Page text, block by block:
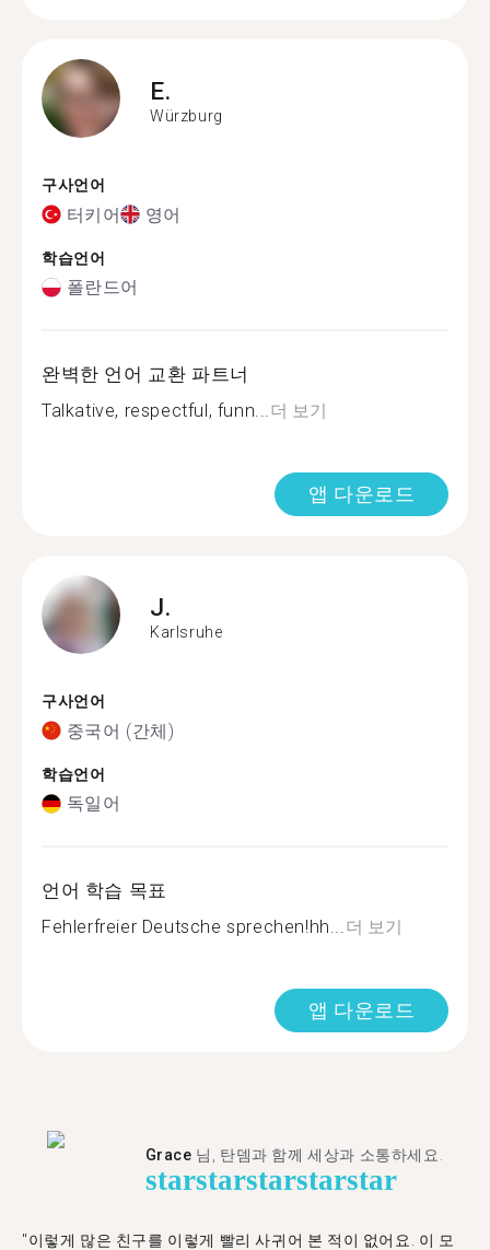
E.
Würzburg
구사언어
터키어 영어
학습언어
폴란드어
완벽한 언어 교환 파트너
Talkative, respectful, funn...더 보기
앱 다운로드
J.
Karlsruhe
구사언어
중국어 (간체)
학습언어
독일어
언어 학습 목표
Fehlerfreier Deutsche sprechen!hh...더 보기
앱 다운로드
Grace 님, 탄뎀과 함께 세상과 소통하세요.
starstarstarstarstar
"이렇게 많은 친구를 이렇게 빨리 사귀어 본 적이 없어요. 이 모